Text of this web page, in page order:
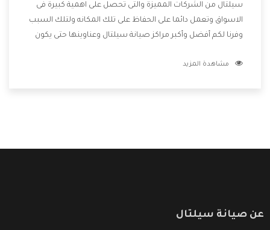
سيلتال من الشركات المميزة والتى تحصل على اهمية كبيرة فى
الاسواق وتعمل دائما على الحفاظ على تلك المكانه ولتلك السبب
وفرنا لكم أفضل وأكبر مراكز صيانة سيلتال وعناوينها حتى يكون
دون اى ازعاج كما أننا نهتم بكل ما يحتاجه المستهلك لكى نحافظ
مشاهدة المزيد
عن صيانة سيلتال